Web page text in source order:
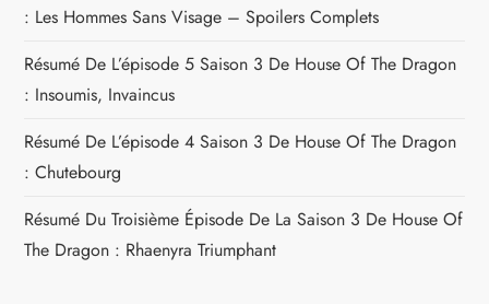
: Les Hommes Sans Visage – Spoilers Complets
Résumé De L’épisode 5 Saison 3 De House Of The Dragon
: Insoumis, Invaincus
Résumé De L’épisode 4 Saison 3 De House Of The Dragon
: Chutebourg
Résumé Du Troisième Épisode De La Saison 3 De House Of
The Dragon : Rhaenyra Triumphant